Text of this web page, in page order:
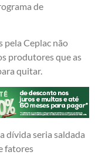
de
pela Ceplac não
produtores que as
quitar.
dívida seria saldada
fatores